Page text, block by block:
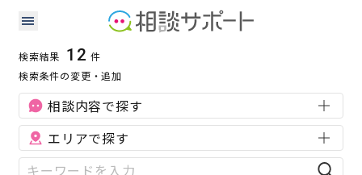
広島県の企業法務に強い専門家の検索結果
企業法務
検索結果 12 件
検索条件の変更・追加
相談内容で探す
エリアで探す